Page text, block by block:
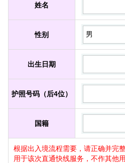
姓名
性别
出生日期
护照号码（后4位）
国籍
根据出入境流程需要，请正确并完
用于该次直通快线服务，不作其他用